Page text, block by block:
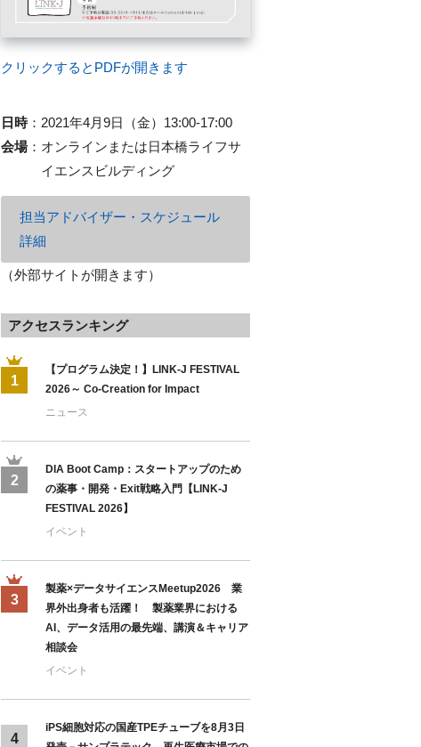
クリックするとPDFが開きます
日時： 2021年4月9日（金）13:00-17:00
会場： オンラインまたは日本橋ライフサ
イエンスビルディング
担当アドバイザー・スケジュール
詳細
（外部サイトが開きます）
アクセスランキング
1
【プログラム決定！】LINK-J FESTIVAL
2026～ Co-Creation for Impact
ニュース
2
DIA Boot Camp：スタートアップのため
の薬事・開発・Exit戦略入門【LINK-J
FESTIVAL 2026】
イベント
3
製薬×データサイエンスMeetup2026 業
界外出身者も活躍！ 製薬業界における
AI、データ活用の最先端、講演＆キャリア
相談会
イベント
4
iPS細胞対応の国産TPEチューブを8月3日